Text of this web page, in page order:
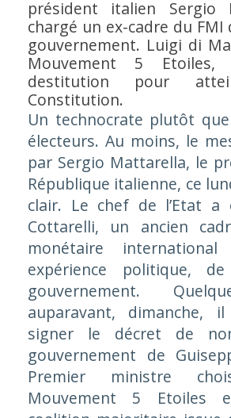
président italien Sergio
chargé un ex-cadre du
gouvernement. Luigi di
Mouvement 5 Etoiles,
destitution pour
Constitution.
Un technocrate plutôt
électeurs. Au moins, le
par Sergio Mattarella, le
République italienne, ce
clair. Le chef de l’Etat a
Cottarelli, un ancien
monétaire
expérience politique,
gouvernement.
auparavant, dimanche,
signer le décret de
gouvernement de
Premier ministre
Mouvement 5 Etoiles